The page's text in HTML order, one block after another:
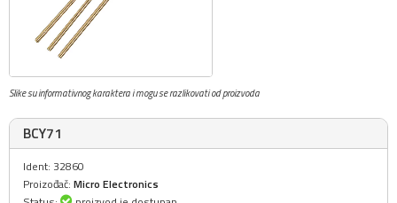
Slike su informativnog karaktera i mogu se razlikovati od proizvoda
BCY71
Ident: 32860
Proizođač: Micro Electronics